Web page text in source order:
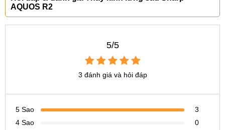
thay kính lưng Sharp AQUOS R2 chính hãng
AQUOS R2
5/5
3 đánh giá và hỏi đáp
5 Sao
3
4 Sao
0